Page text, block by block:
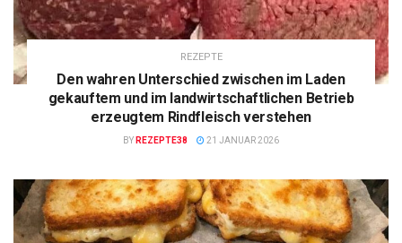
REZEPTE
Den wahren Unterschied zwischen im Laden
gekauftem und im landwirtschaftlichen Betrieb
erzeugtem Rindfleisch verstehen
BY REZEPTE38 21 JANUAR 2026